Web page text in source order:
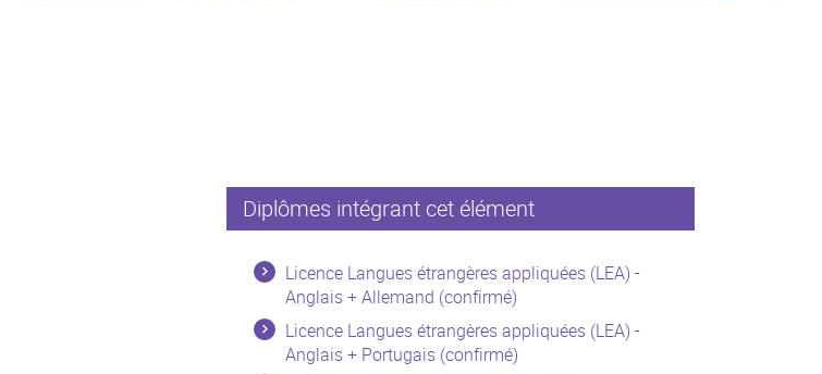
Diplômes intégrant cet élément
Licence Langues étrangères appliquées (LEA) -
Anglais + Allemand (confirmé)
Licence Langues étrangères appliquées (LEA) -
Anglais + Portugais (confirmé)